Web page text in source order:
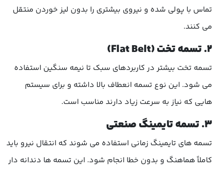
تماس با پولی شده و نیروی بیشتری را بدون لیز خوردن منتقل
می کنند.
2. تسمه تخت (Flat Belt)
تسمه تخت بیشتر در کاربردهای سبک تا نیمه سنگین استفاده
می شود. این نوع تسمه انعطاف بالا داشته و برای سیستم
هایی که نیاز به سرعت زیاد دارند مناسب است.
3. تسمه تایمینگ صنعتی
تسمه های تایمینگ زمانی استفاده می شوند که انتقال نیرو باید
کاملاً هماهنگ و بدون خطا انجام شود. این تسمه ها دندانه دار